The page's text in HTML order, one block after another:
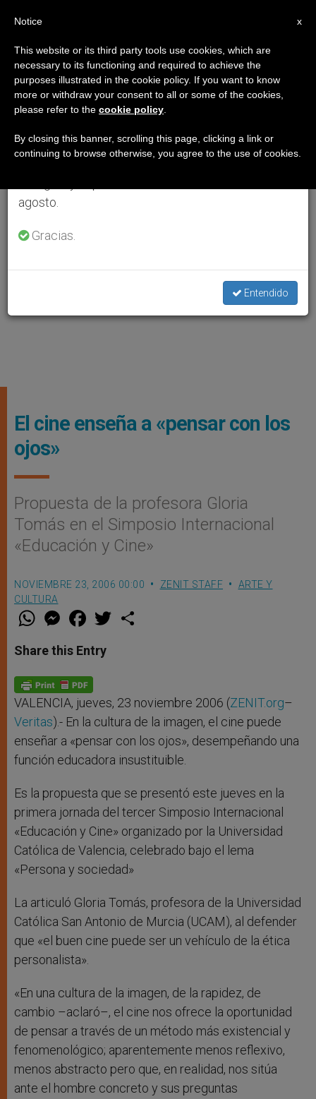
El cine enseña a «pensar con los
ojos»
Propuesta de la profesora Gloria
Tomás en el Simposio Internacional
«Educación y Cine»
NOVIEMBRE 23, 2006 00:00 ZENIT STAFF
ARTE Y
CULTURA
W
t
s
p
p
M
e
s
e
g
e
r
F
a
e
b
o
k
w
Share this Entry
VALENCIA, jueves, 23 noviembre 2006 (ZENIT.org–
Veritas).- En la cultura de la imagen, el cine puede
enseñar a «pensar con los ojos», desempeñando una
función educadora insustituible.
Es la propuesta que se presentó este jueves en la
primera jornada del tercer Simposio Internacional
«Educación y Cine» organizado por la Universidad
Católica de Valencia, celebrado bajo el lema
«Persona y sociedad»
La articuló Gloria Tomás, profesora de la Universidad
Católica San Antonio de Murcia (UCAM), al defender
que «el buen cine puede ser un vehículo de la ética
personalista».
«En una cultura de la imagen, de la rapidez, de
cambio –aclaró–, el cine nos ofrece la oportunidad
de pensar a través de un método más existencial y
fenomenológico; aparentemente menos reflexivo,
menos abstracto pero que, en realidad, nos sitúa
ante el hombre concreto y sus preguntas
×
Aviso importante
Del 27 de julio al 7 de agosto haremos la pausa
anual, aprovechando que en el periodo de verano
se generan menos informaciones y también el
agosto.
Gracias.
Entendido
x
Notice
This website or its third party tools use cookies, which are
necessary to its functioning and required to achieve the
purposes illustrated in the cookie policy. If you want to know
more or withdraw your consent to all or some of the cookies,
please refer to the cookie policy
By closing this banner, scrolling this page, clicking a link or
continuing to browse otherwise, you agree to the use of cookies.